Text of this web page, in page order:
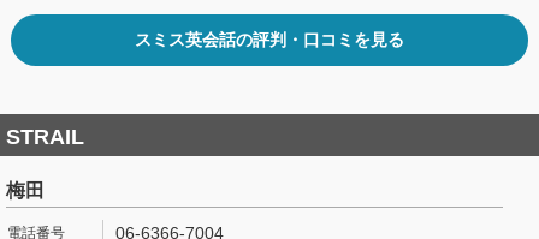
スミス英会話の評判・口コミを見る
STRAIL
梅田
06-6366-7004